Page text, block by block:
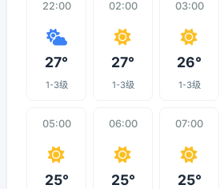
22:00
27°
1-3级
02:00
27°
1-3级
03:00
26°
1-3级
05:00
25°
06:00
25°
07:00
25°